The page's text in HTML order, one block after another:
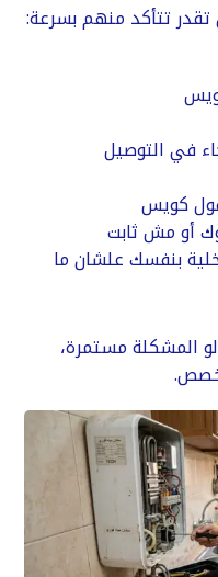
تتأكد منهم بسرعة:
في التوصيل
كويس
أو مش ثابت
بنفسك علشان ما
المشكلة مستمرة،